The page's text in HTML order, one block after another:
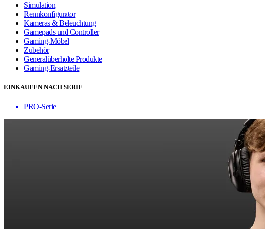
Simulation
Rennkonfigurator
Kameras & Beleuchtung
Gamepads und Controller
Gaming-Möbel
Zubehör
Generalüberholte Produkte
Gaming-Ersatzteile
EINKAUFEN NACH SERIE
PRO-Serie